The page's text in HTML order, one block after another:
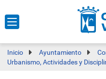
Inicio Ayuntamiento
Urbanismo, Actividades y